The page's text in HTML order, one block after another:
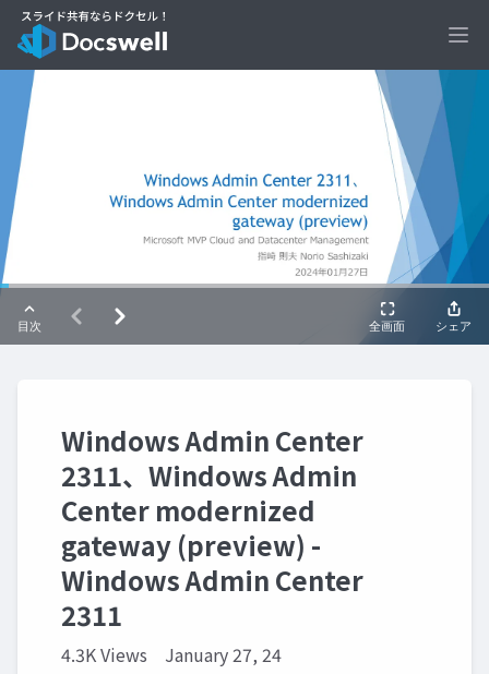
Windows Admin Center
2311、Windows Admin
Center modernized
gateway (preview) -
Windows Admin Center
2311
4.3K Views January 27, 24